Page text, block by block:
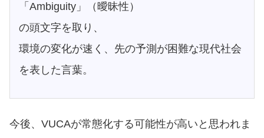
「Ambiguity」（曖昧性）
の頭文字を取り、
環境の変化が速く、先の予測が困難な現代社会
を表した言葉。
今後、VUCAが常態化する可能性が高いと思われま